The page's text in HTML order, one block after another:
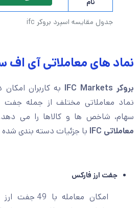
جدول مقایسه اسپرد بروکر ifc
نام
نماد های معاملاتی آی
بروکر IFC Markets
سهام، شاخص ها و کالاها را می
معاملاتی IFC
با جزئیات دسته بندی
جفت ارز فارکس
امکان